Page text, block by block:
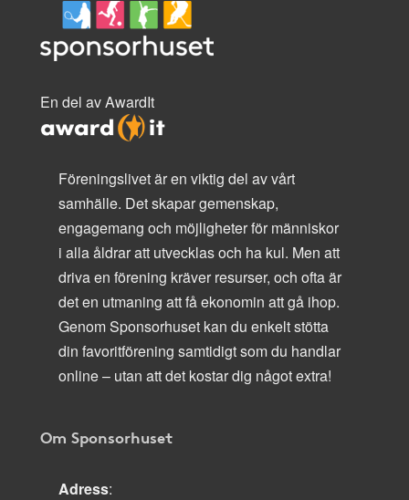
En del av AwardIt
Föreningslivet är en viktig del av vårt
samhälle. Det skapar gemenskap,
engagemang och möjligheter för människor
i alla åldrar att utvecklas och ha kul. Men att
driva en förening kräver resurser, och ofta är
det en utmaning att få ekonomin att gå ihop.
Genom Sponsorhuset kan du enkelt stötta
din favoritförening samtidigt som du handlar
online – utan att det kostar dig något extra!
Om Sponsorhuset
Adress: